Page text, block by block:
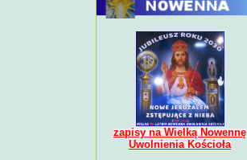
zapisy na Wielką Nowennę
Uwolnienia Kościoła